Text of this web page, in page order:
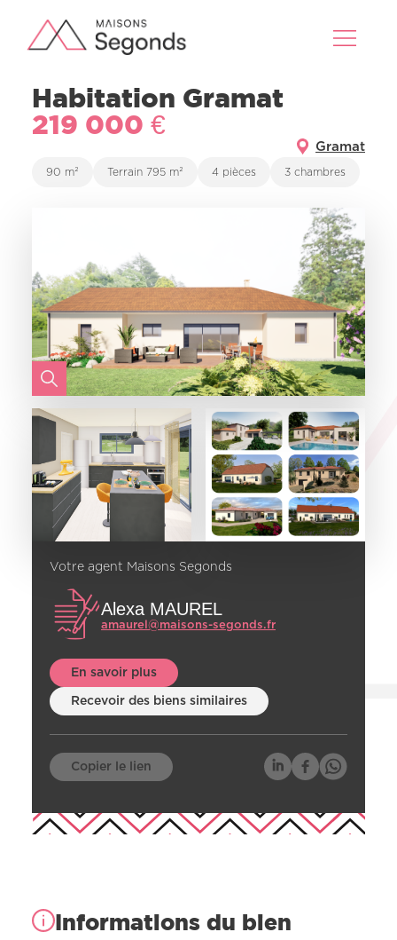
Habitation Gramat
219 000 €
90 m² Terrain 795 m² 4 pièces 3 chambres
Gramat
Votre agent Maisons Segonds
Alexa MAUREL
amaurel@maisons-segonds.fr
En savoir plus
Recevoir des biens similaires
Copier le lien
Informations du bien